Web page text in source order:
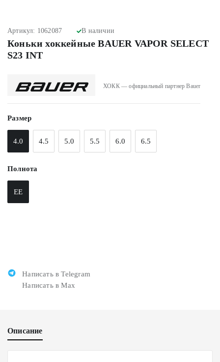
Артикул: 1062087 В наличии
Коньки хоккейные BAUER VAPOR SELECT
S23 INT
ХОКК — официальный партнер Bauer
Размер
4.0 4.5 5.0 5.5 6.0 6.5
Полнота
EE
Написать в Telegram
Написать в Max
Описание